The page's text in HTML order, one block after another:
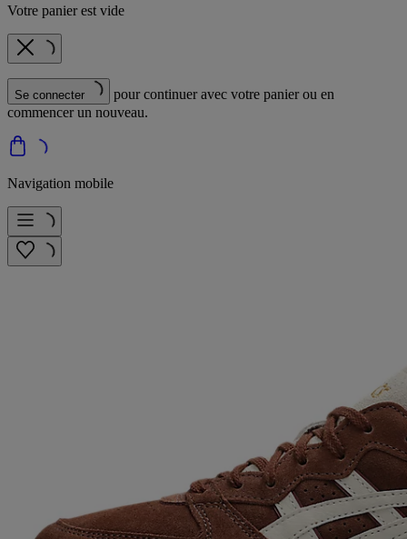
Votre panier est vide
Se connecter
pour continuer avec votre panier ou en
commencer un nouveau.
Navigation mobile